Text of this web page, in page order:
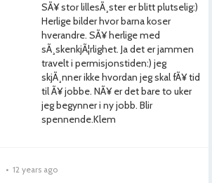
SÃ¥ stor lillesÃ¸ster er blitt plutselig:)
Herlige bilder hvor barna koser
hverandre. SÃ¥ herlige med
sÃ¸skenkjÃ¦rlighet. Ja det er jammen
travelt i permisjonstiden:) jeg
skjÃ¸nner ikke hvordan jeg skal fÃ¥ tid
til Ã¥ jobbe. NÃ¥ er det bare to uker
jeg begynner i ny jobb. Blir
spennende.Klem
• 12 years ago